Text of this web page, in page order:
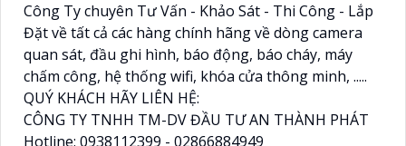
Công Ty chuyên Tư Vấn - Khảo Sát - Thi Công - Lắp
Đặt về tất cả các hàng chính hãng về dòng camera
quan sát, đầu ghi hình, báo động, báo cháy, máy
chấm công, hệ thống wifi, khóa cửa thông minh, .....
QUÝ KHÁCH HÃY LIÊN HỆ:
CÔNG TY TNHH TM-DV ĐẦU TƯ AN THÀNH PHÁT
Hotline: 0938112399 - 02866884949